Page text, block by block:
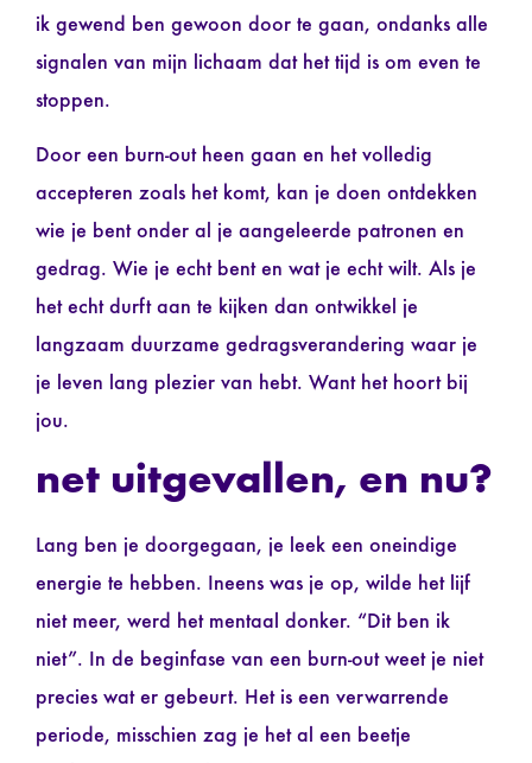
ik gewend ben gewoon door te gaan, ondanks alle
signalen van mijn lichaam dat het tijd is om even te
stoppen.
Door een burn-out heen gaan en het volledig
accepteren zoals het komt, kan je doen ontdekken
wie je bent onder al je aangeleerde patronen en
gedrag. Wie je echt bent en wat je echt wilt. Als je
het echt durft aan te kijken dan ontwikkel je
langzaam duurzame gedragsverandering waar je
je leven lang plezier van hebt. Want het hoort bij
jou.
net uitgevallen, en nu?
Lang ben je doorgegaan, je leek een oneindige
energie te hebben. Ineens was je op, wilde het lijf
niet meer, werd het mentaal donker. “Dit ben ik
niet”. In de beginfase van een burn-out weet je niet
precies wat er gebeurt. Het is een verwarrende
periode, misschien zag je het al een beetje